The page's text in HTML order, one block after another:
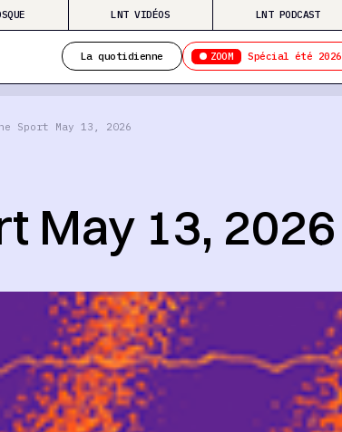
LNT VIDÉOS LNT PODCAST
La quotidienne ZOOM Spécial été 2026
Sport May 13, 2026
May 13, 2026